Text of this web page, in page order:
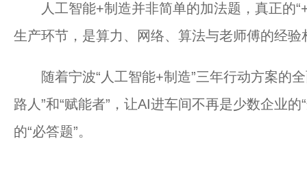
人工智能+制造并非简单的加法题，真正的
生产环节，是算力、网络、算法与老师傅的经验
随着宁波“人工智能+制造”三年行动方案的全
路人”和“赋能者”，让AI进车间不再是少数企业
的“必答题”。